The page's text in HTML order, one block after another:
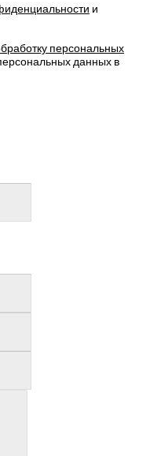
и
персональных
данных в